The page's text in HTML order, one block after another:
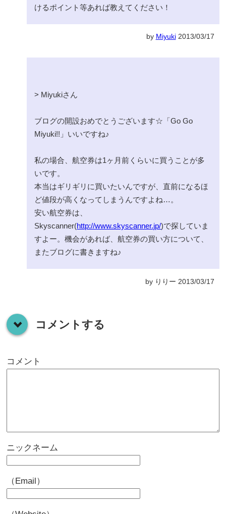
けるポイント等あれば教えてください！
by Miyuki2013/03/17
> Miyukiさん
ブログの開設おめでとうございます☆「Go Go
Miyuki!!」いいですね♪
私の場合、航空券は1ヶ月前くらいに買うことが多
いです。
本当はギリギリに買いたいんですが、直前になるほ
ど値段が高くなってしまうんですよね…。
安い航空券は、
Skyscanner(http://www.skyscanner.jp/)で探していま
すよー。機会があれば、航空券の買い方について、
またブログに書きますね♪
by りりー 2013/03/17
down コメントする
コメント
ニックネーム
（Email）